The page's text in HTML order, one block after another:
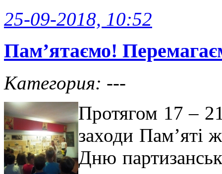
25-09-2018, 10:52
Пам’ятаємо!
Категория: ---
Протягом 17 –
заходи Пам’яті
Дню